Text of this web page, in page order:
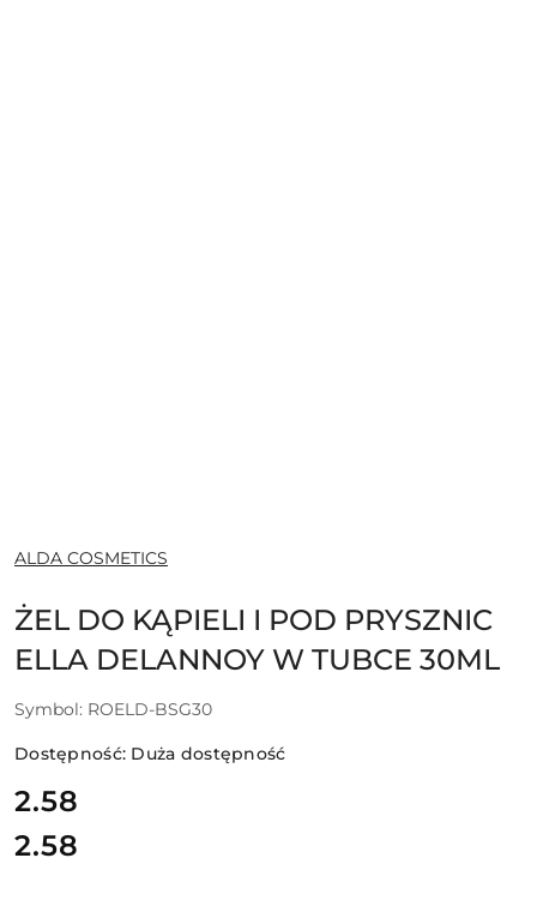
NAZWA
PRODUCENTA:
ALDA COSMETICS
ŻEL DO KĄPIELI I POD PRYSZNIC
ELLA DELANNOY W TUBCE 30ML
Symbol: ROELD-BSG30
Dostępność: Duża dostępność
cena:
2.58
Cena:
2.58